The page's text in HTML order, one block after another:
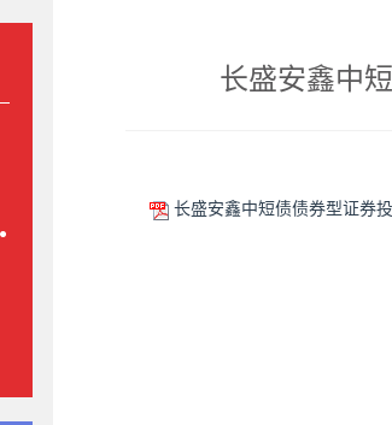
长盛安鑫中
长盛安鑫中短债债券型证券